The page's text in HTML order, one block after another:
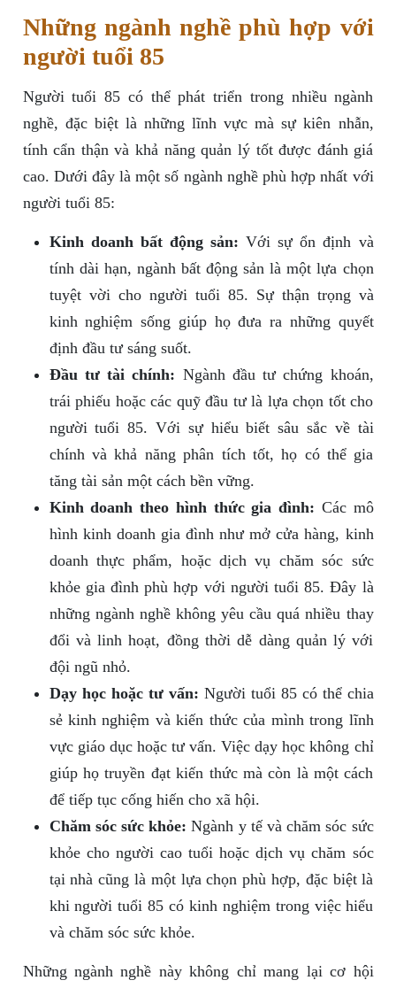
Những ngành nghề phù hợp với
người tuổi 85
Người tuổi 85 có thể phát triển trong nhiều ngành
nghề, đặc biệt là những lĩnh vực mà sự kiên nhẫn,
tính cẩn thận và khả năng quản lý tốt được đánh giá
cao. Dưới đây là một số ngành nghề phù hợp nhất với
người tuổi 85:
Kinh doanh bất động sản: Với sự ổn định và
tính dài hạn, ngành bất động sản là một lựa chọn
tuyệt vời cho người tuổi 85. Sự thận trọng và
kinh nghiệm sống giúp họ đưa ra những quyết
định đầu tư sáng suốt.
Đầu tư tài chính: Ngành đầu tư chứng khoán,
trái phiếu hoặc các quỹ đầu tư là lựa chọn tốt cho
người tuổi 85. Với sự hiểu biết sâu sắc về tài
chính và khả năng phân tích tốt, họ có thể gia
tăng tài sản một cách bền vững.
Kinh doanh theo hình thức gia đình: Các mô
hình kinh doanh gia đình như mở cửa hàng, kinh
doanh thực phẩm, hoặc dịch vụ chăm sóc sức
khỏe gia đình phù hợp với người tuổi 85. Đây là
những ngành nghề không yêu cầu quá nhiều thay
đổi và linh hoạt, đồng thời dễ dàng quản lý với
đội ngũ nhỏ.
Dạy học hoặc tư vấn: Người tuổi 85 có thể chia
sẻ kinh nghiệm và kiến thức của mình trong lĩnh
vực giáo dục hoặc tư vấn. Việc dạy học không chỉ
giúp họ truyền đạt kiến thức mà còn là một cách
để tiếp tục cống hiến cho xã hội.
Chăm sóc sức khỏe: Ngành y tế và chăm sóc sức
khỏe cho người cao tuổi hoặc dịch vụ chăm sóc
tại nhà cũng là một lựa chọn phù hợp, đặc biệt là
khi người tuổi 85 có kinh nghiệm trong việc hiểu
và chăm sóc sức khỏe.
Những ngành nghề này không chỉ mang lại cơ hội